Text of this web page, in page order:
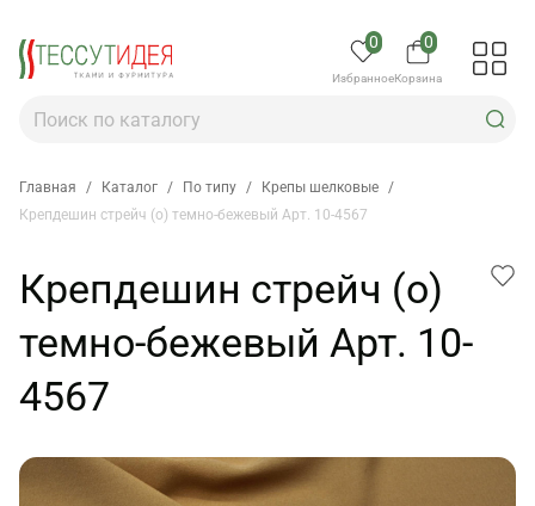
0
Избранное
0
Корзина
Главная / Каталог / По типу / Крепы шелковые /
Крепдешин стрейч (о) темно-бежевый Арт. 10-4567
Крепдешин стрейч (о)
темно-бежевый Арт. 10-
4567